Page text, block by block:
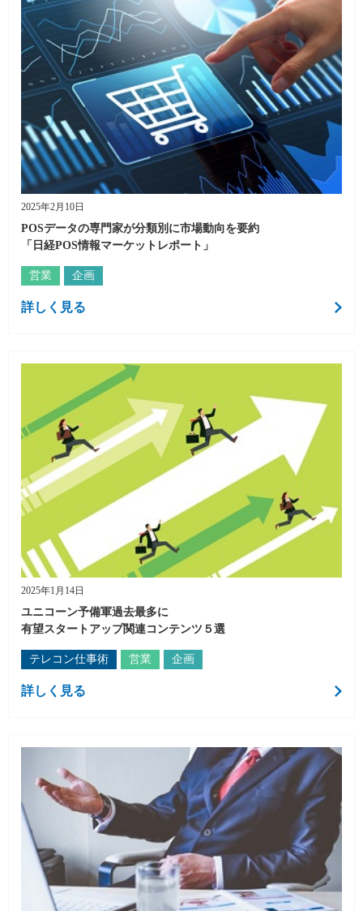
2025年2月10日
POSデータの専門家が分類別に市場動向を要約
「日経POS情報マーケットレポート」
営業 企画
詳しく見る
2025年1月14日
ユニコーン予備軍過去最多に
有望スタートアップ関連コンテンツ５選
テレコン仕事術 営業 企画
詳しく見る